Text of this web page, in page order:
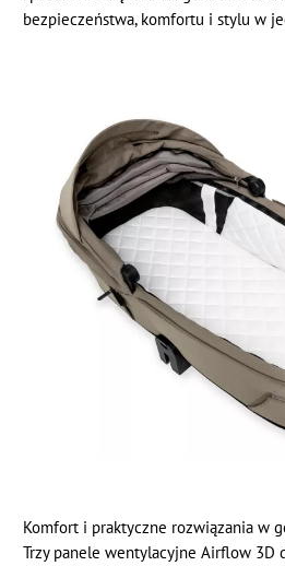
bezpieczeństwa, komfortu i stylu w
Komfort i praktyczne rozwiązania w
Trzy panele wentylacyjne Airflow 3D